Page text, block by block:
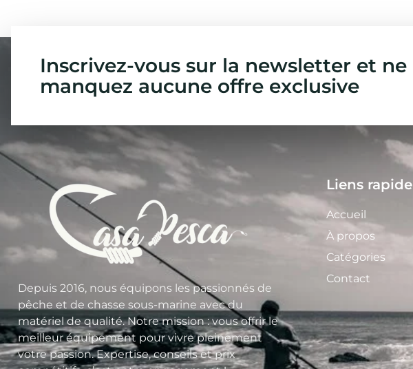
Inscrivez-vous sur la newsletter et ne
manquez aucune offre exclusive
Depuis 2016, nous équipons les passionnés de
pêche et de chasse sous-marine avec du
matériel de qualité. Notre mission : vous offrir le
meilleur équipement pour vivre pleinement
votre passion. Expertise, conseils et prix
Liens rapide
Accueil
À propos
Catégories
Contact